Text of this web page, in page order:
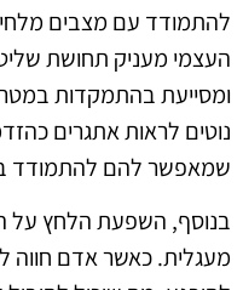
להתמודד עם מצבים
העצמי מעניק תחושת
ומסייעת בהתמקדות
נוטים לראות אתגרים
שמאפשר להם להתמודד
בנוסף, השפעת הלחץ על
מעגלית. כאשר אדם חווה